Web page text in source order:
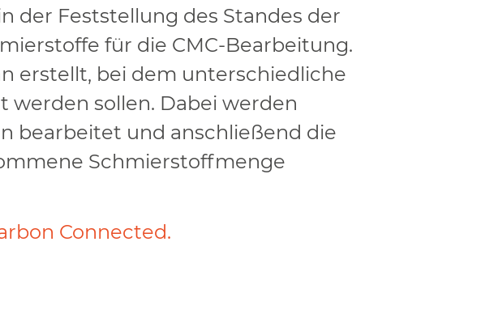
der Feststellung des Standes der
für die CMC-Bearbeitung.
erstellt, bei dem unterschiedliche
sollen. Dabei werden
bearbeitet und anschließend die
Schmierstoffmenge
Connected.